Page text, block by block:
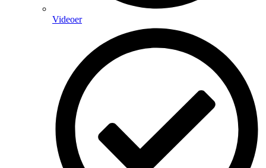
Videoer